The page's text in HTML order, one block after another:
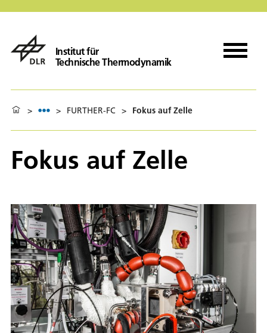
Institut für
Technische Thermodynamik
> > FURTHER-FC > Fokus auf Zelle
Fokus auf Zelle